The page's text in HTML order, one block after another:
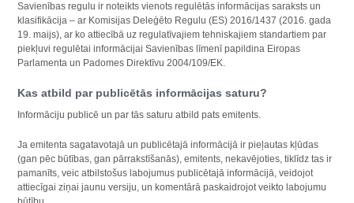
Savienības regulu ir noteikts vienots regulētās informācijas saraksts un
klasifikācija – ar Komisijas Deleģēto Regulu (ES) 2016/1437 (2016. gada
19. maijs), ar ko attiecībā uz regulatīvajiem tehniskajiem standartiem par
piekļuvi regulētai informācijai Savienības līmenī papildina Eiropas
Parlamenta un Padomes Direktīvu 2004/109/EK.
Kas atbild par publicētās informācijas saturu?
Informāciju publicē un par tās saturu atbild pats emitents.
Ja emitenta sagatavotajā un publicētajā informācijā ir pieļautas kļūdas
(gan pēc būtības, gan pārrakstīšanās), emitents, nekavējoties, tiklīdz tas ir
pamanīts, veic atbilstošus labojumus publicētajā informācijā, veidojot
attiecīgai ziņai jaunu versiju, un komentārā paskaidrojot veikto labojumu